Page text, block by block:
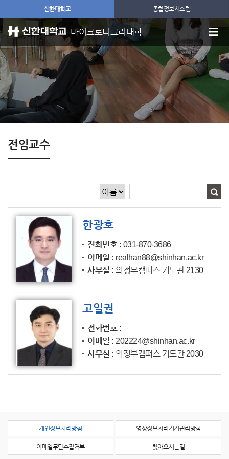
신한대학교 종합정보시스템
마이크로디그리대학
전임교수
한광호
전화번호
031-870-3686
이메일
realhan88@shinhan.ac.kr
사무실
의정부캠퍼스 기도관 2130
고일권
전화번호
이메일
202224@shinhan.ac.kr
사무실
의정부캠퍼스 기도관 2030
개인정보처리방침 영상정보처리기기관리방침
이메일무단수집거부 찾아오시는길